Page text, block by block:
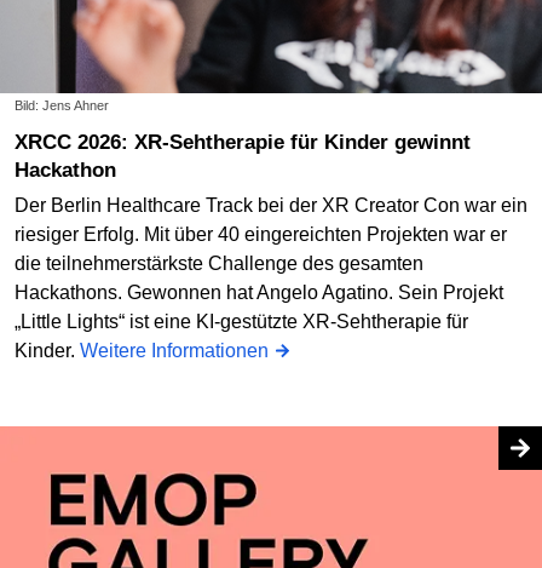
Bild: Jens Ahner
XRCC 2026: XR-Sehtherapie für Kinder gewinnt
Hackathon
Der Berlin Healthcare Track bei der XR Creator Con war ein
riesiger Erfolg. Mit über 40 eingereichten Projekten war er
die teilnehmerstärkste Challenge des gesamten
Hackathons. Gewonnen hat Angelo Agatino. Sein Projekt
„Little Lights“ ist eine KI-gestützte XR-Sehtherapie für
Kinder. Weitere Informationen